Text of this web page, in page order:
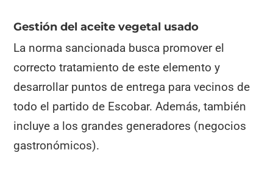
Gestión del aceite vegetal usado
La norma sancionada busca promover el
correcto tratamiento de este elemento y
desarrollar puntos de entrega para vecinos de
todo el partido de Escobar. Además, también
incluye a los grandes generadores (negocios
gastronómicos).